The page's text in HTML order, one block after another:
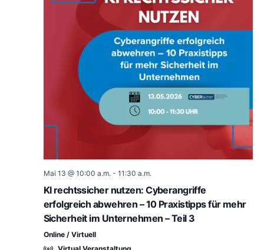
Mai 13 @ 10:00 a.m. - 11:30 a.m.
KI rechtssicher nutzen: Cyberangriffe
erfolgreich abwehren – 10 Praxistipps für mehr
Sicherheit im Unternehmen – Teil 3
Online / Virtuell